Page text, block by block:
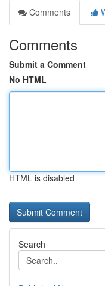
Comments
Comments
Submit a Comment
No HTML
HTML is disabled
Search